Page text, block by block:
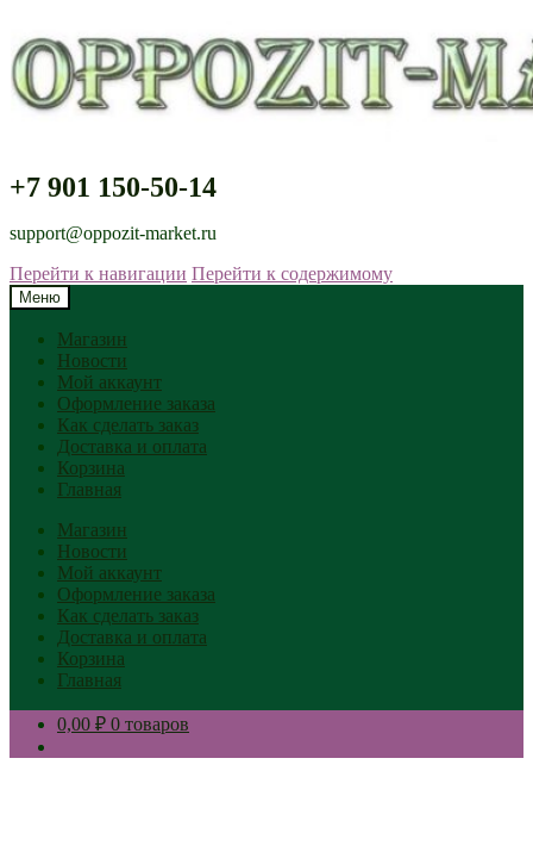
+7 901 150-50-14
support@oppozit-market.ru
Перейти к навигации Перейти к содержимому
Меню
Магазин
Новости
Мой аккаунт
Оформление заказа
Как сделать заказ
Доставка и оплата
Корзина
Главная
Магазин
Новости
Мой аккаунт
Оформление заказа
Как сделать заказ
Доставка и оплата
Корзина
Главная
0,00 ₽ 0 товаров